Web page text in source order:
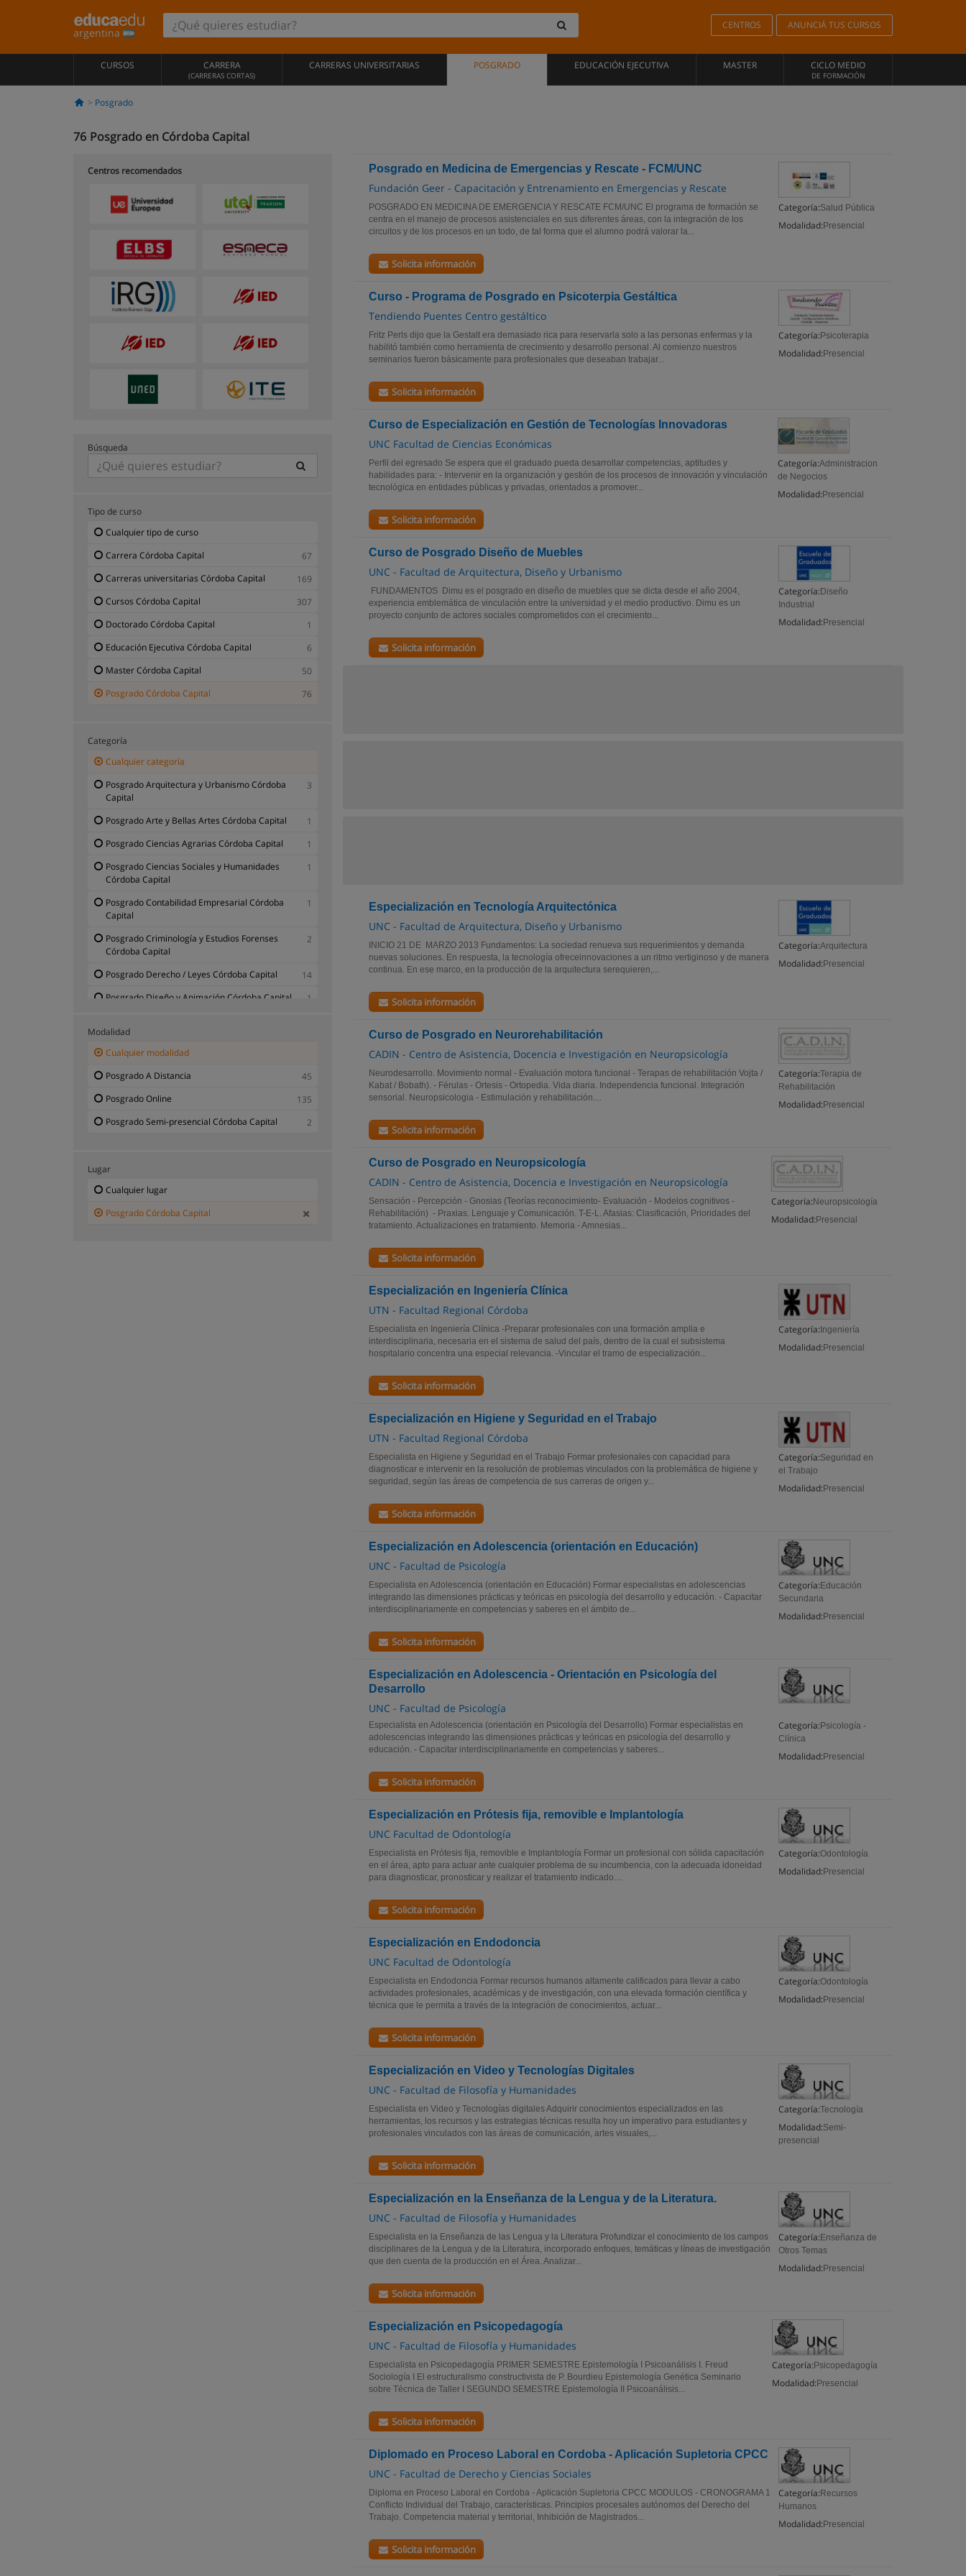
argentina
CENTROS ANUNCIÁ TUS CURSOS
CURSOS CARRERA
(CARRERAS CORTAS)
CARRERAS UNIVERSITARIAS POSGRADO EDUCACIÓN EJECUTIVA MASTER CICLO MEDIO
DE FORMACIÓN
Posgrado
76 Posgrado en Córdoba Capital
Posgrado en Medicina de Emergencias y Rescate - FCM/UNC
Fundación Geer - Capacitación y Entrenamiento en Emergencias y Rescate
Categoría:Salud Pública
Modalidad: Presencial
POSGRADO EN MEDICINA DE EMERGENCIA Y RESCATE FCM/UNC El programa de formación se
centra en el manejo de procesos asistenciales en sus diferentes áreas, con la integración de los
circuitos y de los procesos en un todo, de tal forma que el alumno podrá valorar la...
Solicita información
Curso - Programa de Posgrado en Psicoterpia Gestáltica
Tendiendo Puentes Centro gestáltico
Categoría: Psicoterapia
Modalidad: Presencial
Fritz Perls dijo que la Gestalt era demasiado rica para reservarla solo a las personas enfermas y la
habilitó también como herramienta de crecimiento y desarrollo personal. Al comienzo nuestros
seminarios fueron básicamente para profesionales que deseaban trabajar...
Solicita información
Curso de Especialización en Gestión de Tecnologías Innovadoras
UNC Facultad de Ciencias Económicas
Categoría:Administracion
de Negocios
Modalidad: Presencial
Perfil del egresado Se espera que el graduado pueda desarrollar competencias, aptitudes y
habilidades para: - Intervenir en la organización y gestión de los procesos de innovación y vinculación
tecnológica en entidades públicas y privadas, orientados a promover...
Solicita información
Curso de Posgrado Diseño de Muebles
UNC - Facultad de Arquitectura, Diseño y Urbanismo
Categoría: Diseño
Industrial
Modalidad: Presencial
FUNDAMENTOS Dimu es el posgrado en diseño de muebles que se dicta desde el año 2004,
experiencia emblemática de vinculación entre la universidad y el medio productivo. Dimu es un
proyecto conjunto de actores sociales comprometidos con el crecimiento...
Solicita información
Especialización en Tecnología Arquitectónica
UNC - Facultad de Arquitectura, Diseño y Urbanismo
Categoría:Arquitectura
Modalidad: Presencial
INICIO 21 DE MARZO 2013 Fundamentos: La sociedad renueva sus requerimientos y demanda
nuevas soluciones. En respuesta, la tecnología ofreceinnovaciones a un ritmo vertiginoso y de manera
continua. En ese marco, en la producción de la arquitectura serequieren,...
Solicita información
Curso de Posgrado en Neurorehabilitación
CADIN - Centro de Asistencia, Docencia e Investigación en Neuropsicología
Categoría:Terapia de
Rehabilitación
Modalidad: Presencial
Neurodesarrollo. Movimiento normal - Evaluación motora funcional - Terapas de rehabilitación Vojta /
Kabat / Bobath). - Férulas - Ortesis - Ortopedia. Vida diaria. Independencia funcional. Integración
sensorial. Neuropsicologia - Estimulación y rehabilitación....
Solicita información
Curso de Posgrado en Neuropsicología
CADIN - Centro de Asistencia, Docencia e Investigación en Neuropsicología
Categoría: Neuropsicología
Modalidad: Presencial
Sensación - Percepción - Gnosias (Teorías reconocimiento- Evaluación - Modelos cognitivos -
Rehabilitación) - Praxias. Lenguaje y Comunicación. T-E-L. Afasias: Clasificación, Prioridades del
tratamiento. Actualizaciones en tratamiento. Memoria - Amnesias...
Solicita información
Especialización en Ingeniería Clínica
UTN - Facultad Regional Córdoba
Categoría: Ingeniería
Modalidad: Presencial
Especialista en Ingeniería Clínica -Preparar profesionales con una formación amplia e
interdisciplinaria, necesaria en el sistema de salud del país, dentro de la cual el subsistema
hospitalario concentra una especial relevancia. -Vincular el tramo de especialización...
Solicita información
Especialización en Higiene y Seguridad en el Trabajo
UTN - Facultad Regional Córdoba
Categoría:Seguridad en
el Trabajo
Modalidad: Presencial
Especialista en Higiene y Seguridad en el Trabajo Formar profesionales con capacidad para
diagnosticar e intervenir en la resolución de problemas vinculados con la problemática de higiene y
seguridad, según las áreas de competencia de sus carreras de origen y...
Solicita información
Especialización en Adolescencia (orientación en Educación)
UNC - Facultad de Psicología
Categoría: Educación
Secundaria
Modalidad: Presencial
Especialista en Adolescencia (orientación en Educación) Formar especialistas en adolescencias
integrando las dimensiones prácticas y teóricas en psicología del desarrollo y educación. - Capacitar
interdisciplinariamente en competencias y saberes en el ámbito de...
Solicita información
Especialización en Adolescencia - Orientación en Psicología del
Desarrollo
UNC - Facultad de Psicología
Categoría: Psicología -
Clínica
Modalidad: Presencial
Especialista en Adolescencia (orientación en Psicología del Desarrollo) Formar especialistas en
adolescencias integrando las dimensiones prácticas y teóricas en psicología del desarrollo y
educación. - Capacitar interdisciplinariamente en competencias y saberes...
Solicita información
Especialización en Prótesis fija, removible e Implantología
UNC Facultad de Odontología
Categoría:Odontología
Modalidad: Presencial
Especialista en Prótesis fija, removible e Implantología Formar un profesional con sólida capacitación
en el área, apto para actuar ante cualquier problema de su incumbencia, con la adecuada idoneidad
para diagnosticar, pronosticar y realizar el tratamiento indicado....
Solicita información
Especialización en Endodoncia
UNC Facultad de Odontología
Categoría:Odontología
Modalidad: Presencial
Especialista en Endodoncia Formar recursos humanos altamente calificados para llevar a cabo
actividades profesionales, académicas y de investigación, con una elevada formación científica y
técnica que le permita a través de la integración de conocimientos, actuar...
Solicita información
Especialización en Video y Tecnologías Digitales
UNC - Facultad de Filosofía y Humanidades
Categoría:Tecnología
Modalidad:Semi-
presencial
Especialista en Video y Tecnologías digitales Adquirir conocimientos especializados en las
herramientas, los recursos y las estrategias técnicas resulta hoy un imperativo para estudiantes y
profesionales vinculados con las áreas de comunicación, artes visuales,...
Solicita información
Especialización en la Enseñanza de la Lengua y de la Literatura.
UNC - Facultad de Filosofía y Humanidades
Categoría: Enseñanza de
Otros Temas
Modalidad: Presencial
Especialista en la Enseñanza de las Lengua y la Literatura Profundizar el conocimiento de los campos
disciplinares de la Lengua y de la Literatura, incorporado enfoques, temáticas y líneas de investigación
que den cuenta de la producción en el Área. Analizar...
Solicita información
Especialización en Psicopedagogía
UNC - Facultad de Filosofía y Humanidades
Categoría: Psicopedagogía
Modalidad: Presencial
Especialista en Psicopedagogía PRIMER SEMESTRE Epistemología I Psicoanálisis I. Freud
Sociología I El estructuralismo constructivista de P. Bourdieu Epistemología Genética Seminario
sobre Técnica de Taller I SEGUNDO SEMESTRE Epistemología II Psicoanálisis...
Solicita información
Diplomado en Proceso Laboral en Cordoba - Aplicación Supletoria CPCC
UNC - Facultad de Derecho y Ciencias Sociales
Categoría: Recursos
Humanos
Modalidad: Presencial
Diploma en Proceso Laboral en Cordoba - Aplicación Supletoria CPCC MODULOS - CRONOGRAMA 1
Conflicto Individual del Trabajo, características. Principios procesales autónomos del Derecho del
Trabajo. Competencia material y territorial, Inhibición de Magistrados...
Solicita información
Centros recomendados
Búsqueda
Tipo de curso
Cualquier tipo de curso
Carrera Córdoba Capital
67
Carreras universitarias Córdoba Capital
169
Cursos Córdoba Capital
307
Doctorado Córdoba Capital
1
Educación Ejecutiva Córdoba Capital
6
Master Córdoba Capital
50
Posgrado Córdoba Capital
76
Categoría
Cualquier categoría
Posgrado Arquitectura y Urbanismo Córdoba
Capital
3
Posgrado Arte y Bellas Artes Córdoba Capital
1
Posgrado Ciencias Agrarias Córdoba Capital
1
Posgrado Ciencias Sociales y Humanidades
Córdoba Capital
1
Posgrado Contabilidad Empresarial Córdoba
Capital
1
Posgrado Criminología y Estudios Forenses
Córdoba Capital
2
Posgrado Derecho / Leyes Córdoba Capital
14
Posgrado Diseño y Animación Córdoba Capital
1
Capital
Posgrado Programas Empresariales Córdoba
Capital
Posgrado Psicología y Ciencias Sociales y de
5
Modalidad
Cualquier modalidad
Posgrado A Distancia
45
Posgrado Online
135
Posgrado Semi-presencial Córdoba Capital
2
Lugar
Cualquier lugar
Posgrado Córdoba Capital